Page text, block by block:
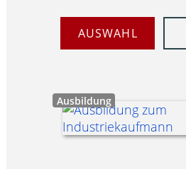
AUSWAHL
Ausbildung